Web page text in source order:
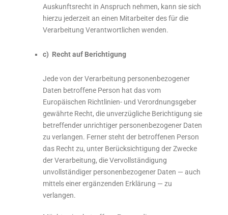
Auskunftsrecht in Anspruch nehmen, kann sie sich
hierzu jederzeit an einen Mitarbeiter des für die
Verarbeitung Verantwortlichen wenden.
c) Recht auf Berichtigung
Jede von der Verarbeitung personenbezogener
Daten betroffene Person hat das vom
Europäischen Richtlinien- und Verordnungsgeber
gewährte Recht, die unverzügliche Berichtigung sie
betreffender unrichtiger personenbezogener Daten
zu verlangen. Ferner steht der betroffenen Person
das Recht zu, unter Berücksichtigung der Zwecke
der Verarbeitung, die Vervollständigung
unvollständiger personenbezogener Daten — auch
mittels einer ergänzenden Erklärung — zu
verlangen.